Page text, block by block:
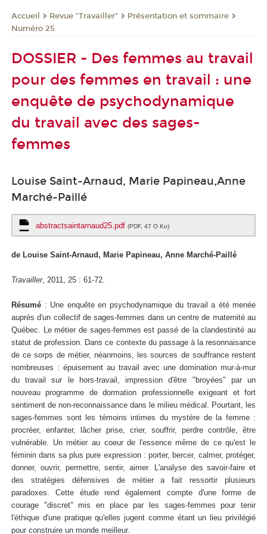
Accueil Revue "Travailler"
Présentation et sommaire
Numéro 25
DOSSIER - Des femmes au travail
pour des femmes en travail : une
enquête de psychodynamique
du travail avec des sages-
femmes
Louise Saint-Arnaud, Marie Papineau,Anne
Marché-Paillé
abstractsaintarnaud25.pdf (PDF, 47 O Ko)
de Louise Saint-Arnaud, Marie Papineau, Anne Marché-Paillé
Travailler, 2011, 25 : 61-72.
Résumé : Une enquête en psychodynamique du travail a été menée
auprès d'un collectif de sages-femmes dans un centre de maternité au
Québec. Le métier de sages-femmes est passé de la clandestinité au
statut de profession. Dans ce contexte du passage à la resonnaisance
de ce sorps de métier, néanmoins, les sources de souffrance restent
nombreuses : épuisement au travail avec une domination mur-à-mur
du travail sur le hors-travail, impression d'être "broyées" par un
nouveau programme de dormation professionnelle exigeant et fort
sentiment de non-reconnaissance dans le milieu médical. Pourtant, les
sages-femmes sont les témoins intimes du mystère de la femme :
procréer, enfanter, lâcher prise, crier, souffrir, perdre contrôle, être
vulnérable. Un métier au coeur de l'essence même de ce qu'est le
féminin dans sa plus pure expression : porter, bercer, calmer, protéger,
donner, ouvrir, permettre, sentir, aimer. L'analyse des savoir-faire et
des stratégies défensives de métier a fait ressortir plusieurs
paradoxes. Cette étude rend également compte d'une forme de
courage "discret" mis en place par les sages-femmes pour tenir
l'éthique d'une pratique qu'elles jugent comme étant un lieu privilégié
pour construire un monde meilleur.